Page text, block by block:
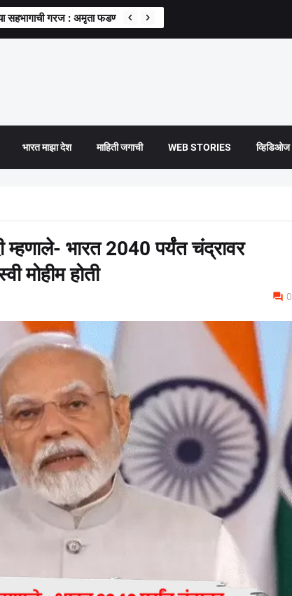
सहभागाची गरज : अमृता फडणवीस
भारत माझा देश माहिती जगाची WEB STORIES व्हिडिओज
भारत 2040 पर्यंत चंद्रावर
मोहीम होती
0